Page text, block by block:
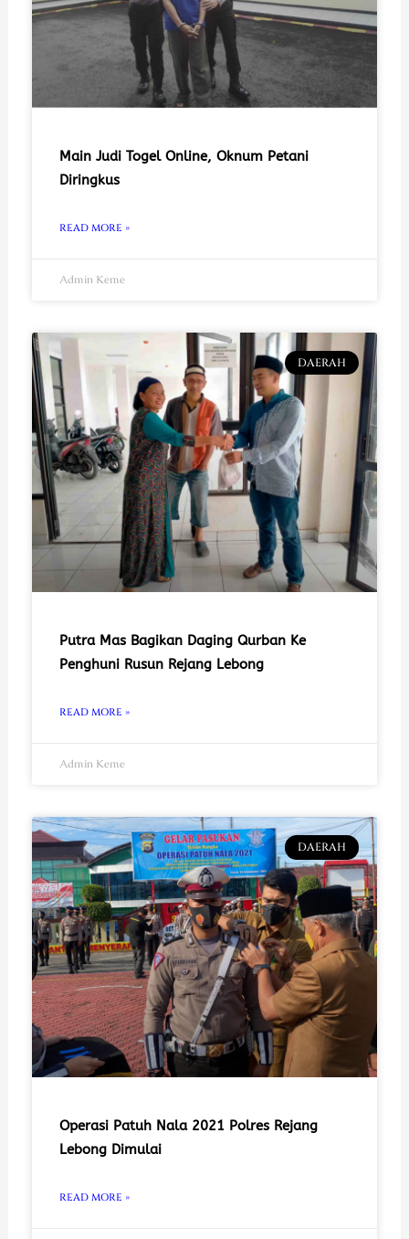
Main Judi Togel Online, Oknum Petani
Diringkus
READ MORE »
Admin Keme
DAERAH
Putra Mas Bagikan Daging Qurban Ke
Penghuni Rusun Rejang Lebong
READ MORE »
Admin Keme
DAERAH
Operasi Patuh Nala 2021 Polres Rejang
Lebong Dimulai
READ MORE »